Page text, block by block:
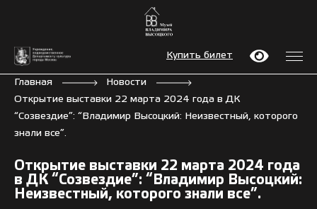
Купить билет
Главная
Новости
Открытие выставки 22 марта 2024 года в ДК
“Созвездие”: “Владимир Высоцкий: Неизвестный, которого
знали все”.
Открытие выставки 22 марта 2024 года
в ДК “Созвездие”: “Владимир Высоцкий:
Неизвестный, которого знали все”.